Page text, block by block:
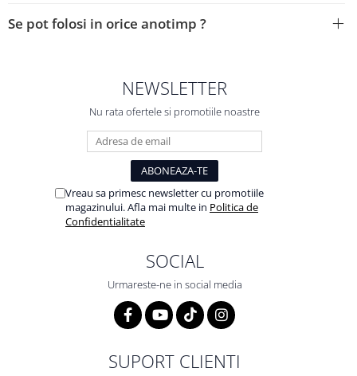
Se pot folosi in orice anotimp ?
NEWSLETTER
Nu rata ofertele si promotiile noastre
Vreau sa primesc newsletter cu promotiile
magazinului. Afla mai multe in Politica de
Confidentialitate
SOCIAL
Urmareste-ne in social media
SUPORT CLIENTI